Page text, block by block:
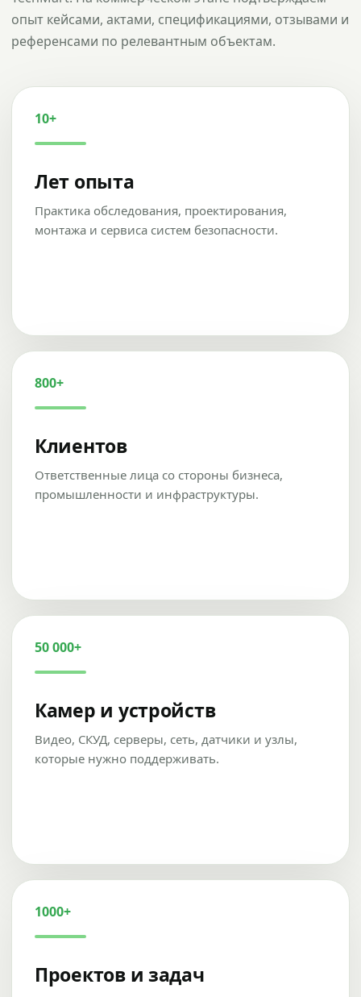
опыт кейсами, актами, спецификациями, отзывами и
референсами по релевантным объектам.
10+
Лет опыта
Практика обследования, проектирования,
монтажа и сервиса систем безопасности.
800+
Клиентов
Ответственные лица со стороны бизнеса,
промышленности и инфраструктуры.
50 000+
Камер и устройств
Видео, СКУД, серверы, сеть, датчики и узлы,
которые нужно поддерживать.
1000+
Проектов и задач